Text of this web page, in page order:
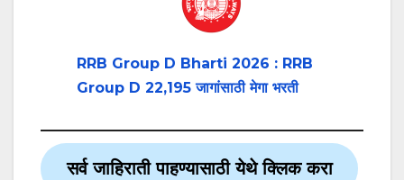
RRB Group D Bharti 2026 : RRB
Group D 22,195 जागांसाठी मेगा भरती
सर्व जाहिराती पाहण्यासाठी येथे क्लिक करा